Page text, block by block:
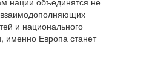
взаимодополняющих
и национального
именно Европа станет